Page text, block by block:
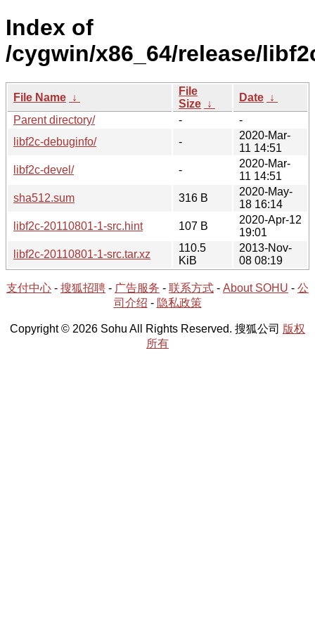
Index of
/cygwin/x86_64/release/
File Name ↓
File
Size ↓
Date ↓
Parent directory/
-
-
libf2c-debuginfo/
-
2020-Mar-
11 14:51
libf2c-devel/
-
2020-Mar-
11 14:51
sha512.sum
316 B
2020-May-
18 16:14
libf2c-20110801-1-src.hint
107 B
2020-Apr-12
19:01
libf2c-20110801-1-src.tar.xz
110.5
KiB
2013-Nov-
08 08:19
支付中心 - 搜狐招聘 - 广告服务 - 联系方式 - About SOHU - 公
司介绍 - 隐私政策
Copyright © 2026 Sohu All Rights Reserved. 搜狐公司 版权
所有